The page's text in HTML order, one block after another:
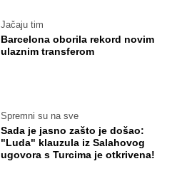
Jačaju tim
Barcelona oborila rekord novim
ulaznim transferom
Spremni su na sve
Sada je jasno zašto je došao:
"Luda" klauzula iz Salahovog
ugovora s Turcima je otkrivena!